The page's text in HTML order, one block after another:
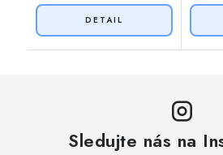
Sledujte nás na